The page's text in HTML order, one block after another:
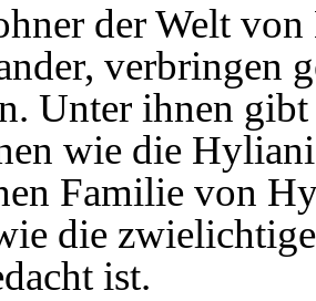
derWelt
verbringen
Unter ihnen
wie die
Familie von
die
ist.